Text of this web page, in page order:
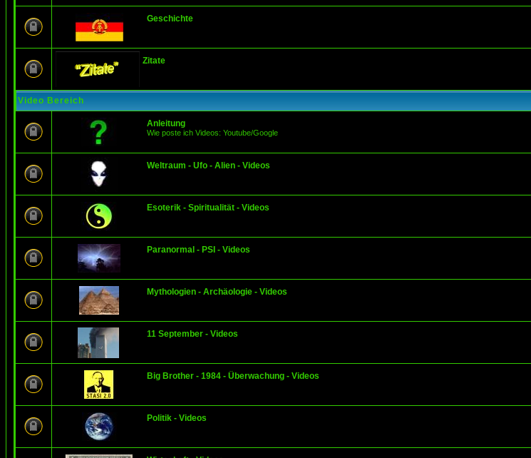
Geschichte
Zitate
Video Bereich
Anleitung
Wie poste ich Videos: Youtube/Google
Weltraum - Ufo - Alien - Videos
Esoterik - Spiritualität - Videos
Paranormal - PSI - Videos
Mythologien - Archäologie - Videos
11 September - Videos
Big Brother - 1984 - Überwachung - Videos
Politik - Videos